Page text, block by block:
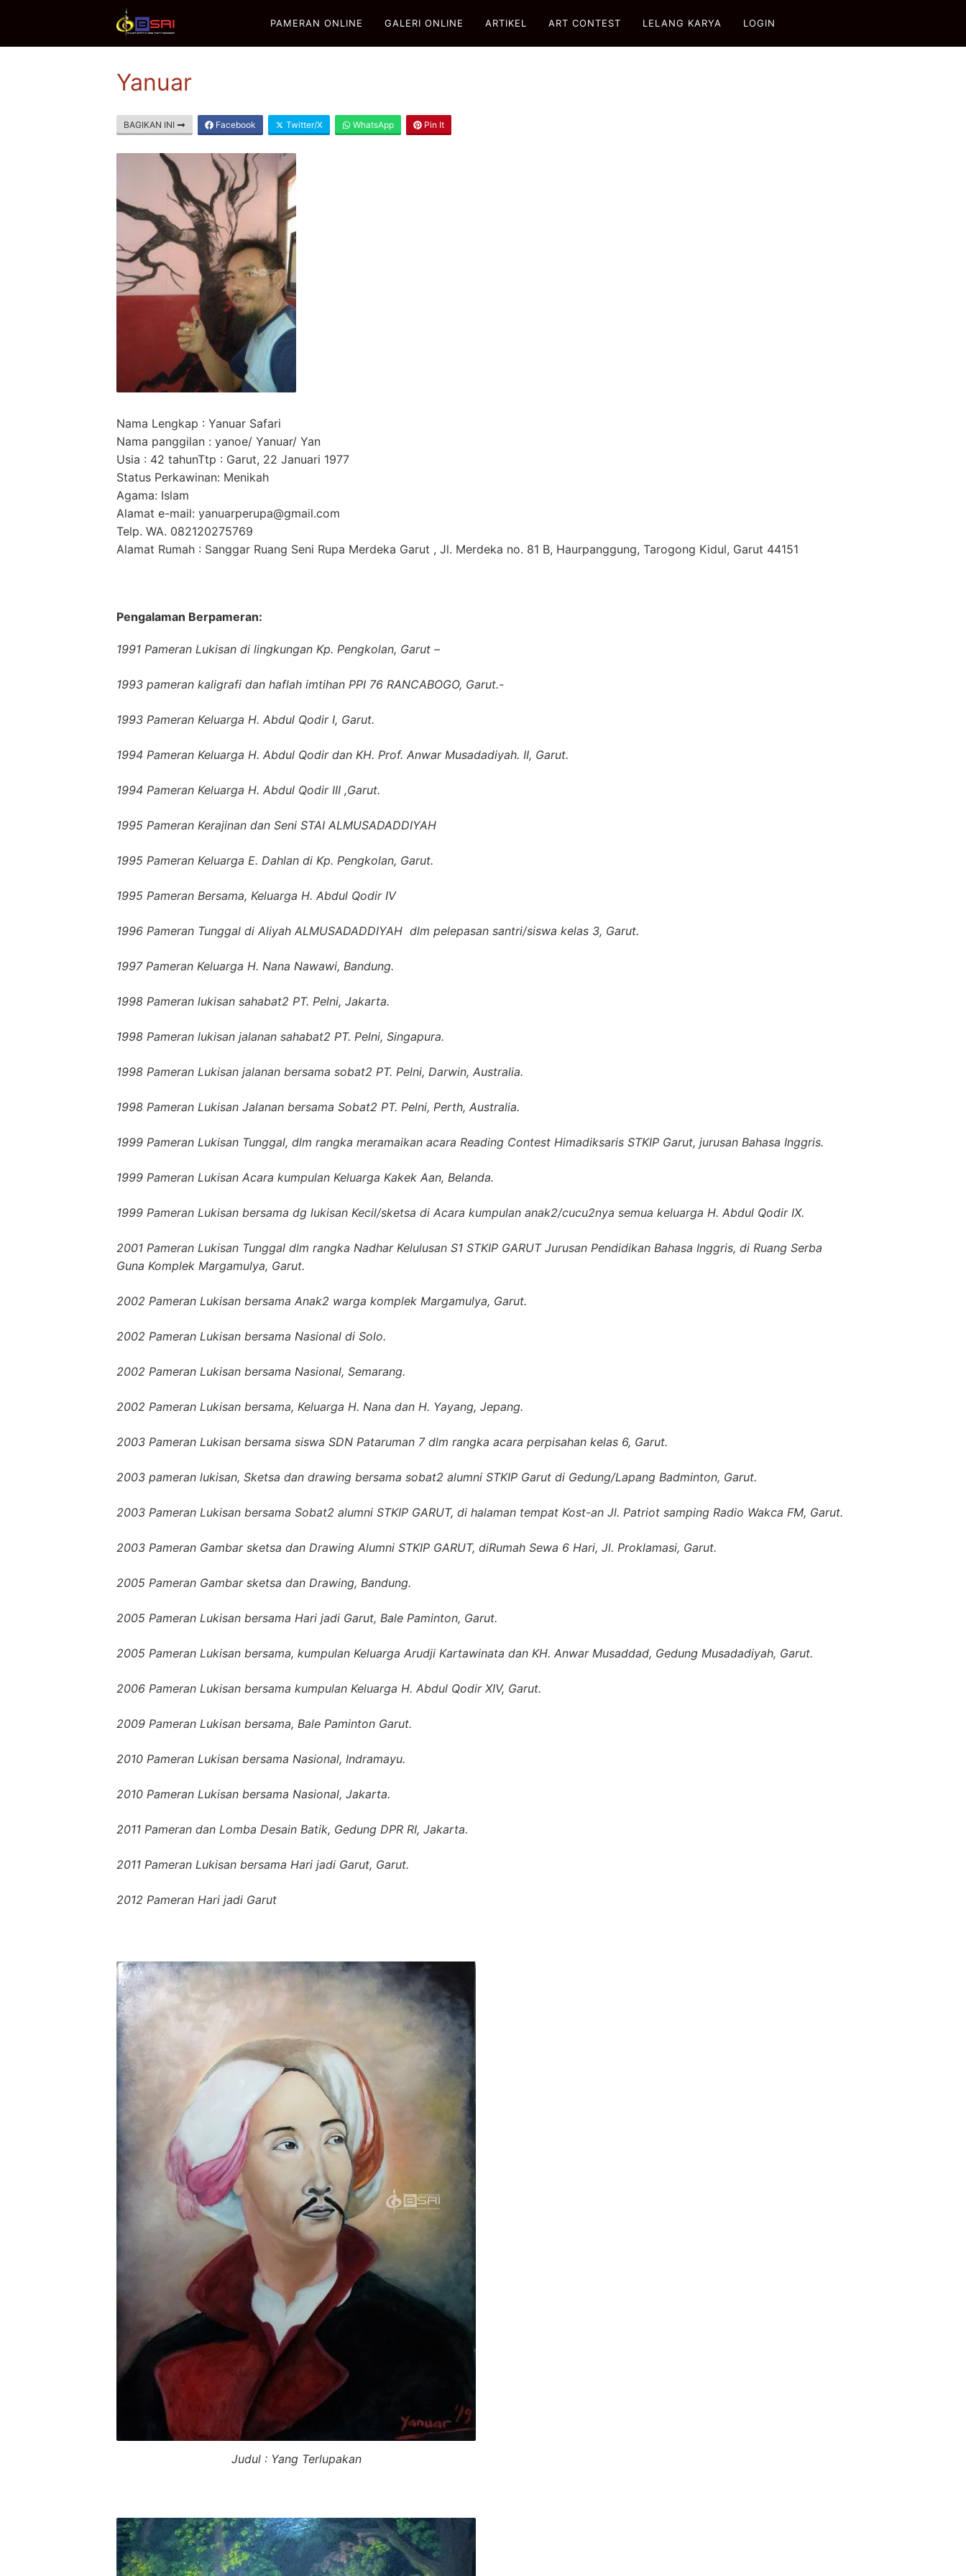
PAMERAN ONLINE GALERI ONLINE ARTIKEL ART CONTEST LELANG KARYA LOGIN
Yanuar
BAGIKAN INI Facebook Twitter/X WhatsApp Pin It
Nama Lengkap : Yanuar Safari
Nama panggilan : yanoe/ Yanuar/ Yan
Usia : 42 tahunTtp : Garut, 22 Januari 1977
Status Perkawinan: Menikah
Agama: Islam
Alamat e-mail: yanuarperupa@gmail.com
Telp. WA. 082120275769
Alamat Rumah : Sanggar Ruang Seni Rupa Merdeka Garut , Jl. Merdeka no. 81 B, Haurpanggung, Tarogong Kidul, Garut 44151
Pengalaman Berpameran:
1991 Pameran Lukisan di lingkungan Kp. Pengkolan, Garut –
1993 pameran kaligrafi dan haflah imtihan PPI 76 RANCABOGO, Garut.-
1993 Pameran Keluarga H. Abdul Qodir I, Garut.
1994 Pameran Keluarga H. Abdul Qodir dan KH. Prof. Anwar Musadadiyah. II, Garut.
1994 Pameran Keluarga H. Abdul Qodir III ,Garut.
1995 Pameran Kerajinan dan Seni STAI ALMUSADADDIYAH
1995 Pameran Keluarga E. Dahlan di Kp. Pengkolan, Garut.
1995 Pameran Bersama, Keluarga H. Abdul Qodir IV
1996 Pameran Tunggal di Aliyah ALMUSADADDIYAH dlm pelepasan santri/siswa kelas 3, Garut.
1997 Pameran Keluarga H. Nana Nawawi, Bandung.
1998 Pameran lukisan sahabat2 PT. Pelni, Jakarta.
1998 Pameran lukisan jalanan sahabat2 PT. Pelni, Singapura.
1998 Pameran Lukisan jalanan bersama sobat2 PT. Pelni, Darwin, Australia.
1998 Pameran Lukisan Jalanan bersama Sobat2 PT. Pelni, Perth, Australia.
1999 Pameran Lukisan Tunggal, dlm rangka meramaikan acara Reading Contest Himadiksaris STKIP Garut, jurusan Bahasa Inggris.
1999 Pameran Lukisan Acara kumpulan Keluarga Kakek Aan, Belanda.
1999 Pameran Lukisan bersama dg lukisan Kecil/sketsa di Acara kumpulan anak2/cucu2nya semua keluarga H. Abdul Qodir IX.
2001 Pameran Lukisan Tunggal dlm rangka Nadhar Kelulusan S1 STKIP GARUT Jurusan Pendidikan Bahasa Inggris, di Ruang Serba
Guna Komplek Margamulya, Garut.
2002 Pameran Lukisan bersama Anak2 warga komplek Margamulya, Garut.
2002 Pameran Lukisan bersama Nasional di Solo.
2002 Pameran Lukisan bersama Nasional, Semarang.
2002 Pameran Lukisan bersama, Keluarga H. Nana dan H. Yayang, Jepang.
2003 Pameran Lukisan bersama siswa SDN Pataruman 7 dlm rangka acara perpisahan kelas 6, Garut.
2003 pameran lukisan, Sketsa dan drawing bersama sobat2 alumni STKIP Garut di Gedung/Lapang Badminton, Garut.
2003 Pameran Lukisan bersama Sobat2 alumni STKIP GARUT, di halaman tempat Kost-an Jl. Patriot samping Radio Wakca FM, Garut.
2003 Pameran Gambar sketsa dan Drawing Alumni STKIP GARUT, diRumah Sewa 6 Hari, Jl. Proklamasi, Garut.
2005 Pameran Gambar sketsa dan Drawing, Bandung.
2005 Pameran Lukisan bersama Hari jadi Garut, Bale Paminton, Garut.
2005 Pameran Lukisan bersama, kumpulan Keluarga Arudji Kartawinata dan KH. Anwar Musaddad, Gedung Musadadiyah, Garut.
2006 Pameran Lukisan bersama kumpulan Keluarga H. Abdul Qodir XIV, Garut.
2009 Pameran Lukisan bersama, Bale Paminton Garut.
2010 Pameran Lukisan bersama Nasional, Indramayu.
2010 Pameran Lukisan bersama Nasional, Jakarta.
2011 Pameran dan Lomba Desain Batik, Gedung DPR RI, Jakarta.
2011 Pameran Lukisan bersama Hari jadi Garut, Garut.
2012 Pameran Hari jadi Garut
Judul : Yang Terlupakan